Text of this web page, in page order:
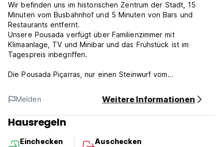
Wir befinden uns im historischen Zentrum der Stadt, 15
Minuten vom Busbahnhof und 5 Minuten von Bars und
Restaurants entfernt.
Unsere Pousada verfügt über Familienzimmer mit
Klimaanlage, TV und Minibar und das Frühstück ist im
Tagespreis inbegriffen.
Die Pousada Piçarras, nur einen Steinwurf vom
angenehmen Aufenthalt. Erwachen Sie mit einem
kostenlosen Frühstücksbuffet, bevor Sie den Komfort der
klimatisierten Zimmer genießen, die mit einem TV, einer
Minibar und einem eigenen Bad ausgestattet sind.
Nutzen Sie die Gemeinschaftslounge, den Tourenschalter
Melden Weitere Informationen
Hausregeln
Einchecken
Auschecken